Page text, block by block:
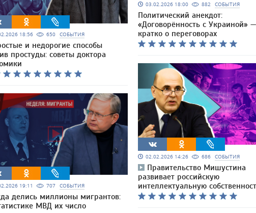
18:56 650 СОБЫТИЯ
и недорогие способы
простуды: советы доктора
19:11 707 СОБЫТИЯ
делись миллионы мигрантов:
МВД их число
03.02.2026 18:00 882 СОБЫТИЯ
Политический анекдот:
«Договорённость с Украиной» —
кратко о переговорах
02.02.2026 14:26 686 СОБЫТИЯ
Правительство Мишустина
развивает российскую
интеллектуальную